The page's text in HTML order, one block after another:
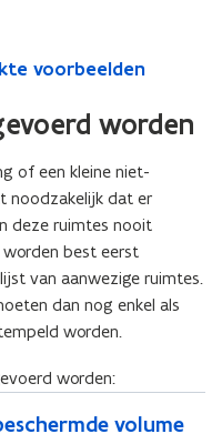
voorbeelden
worden
of een kleine niet-
noodzakelijk dat er
deze ruimtes nooit
worden best eerst
van aanwezige ruimtes.
dan nog enkel als
worden.
worden:
volume